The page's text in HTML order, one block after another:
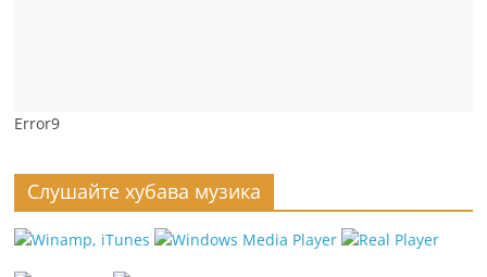
Error9
Слушайте хубава музика